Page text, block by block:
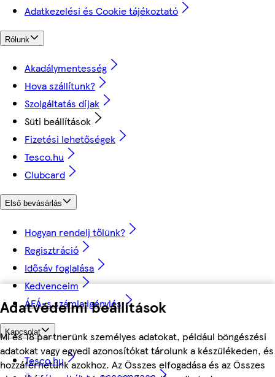
Adatvédelmi beállítások
Mi és 18 partnerünk személyes adatokat, például böngészési
adatokat vagy egyedi azonosítókat tárolunk a készülékeden, és
hozzáférhetünk azokhoz. Az Összes elfogadása és az Összes
Adatkezelési és Cookie tájékoztató
Rólunk
Akadálymentesség
Hova szállítunk?
Szolgáltatás díjak
Süti beállítások
Fizetési lehetőségek
Tesco.hu
Clubcard
Első bevásárlás
Hogyan rendelj tőlünk?
Regisztráció
Idősáv foglalása
Kedvenceim
ÁFÁ-s számla igénylés
Kapcsolat
Tesco.hu